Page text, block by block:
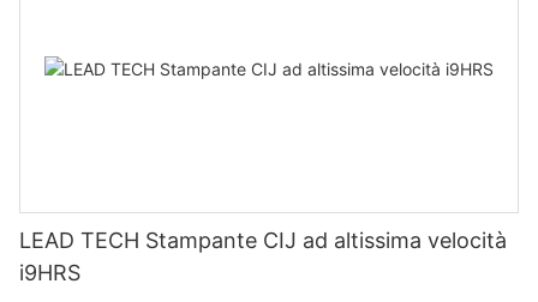
LEAD TECH Stampante CIJ ad altissima velocità
i9HRS